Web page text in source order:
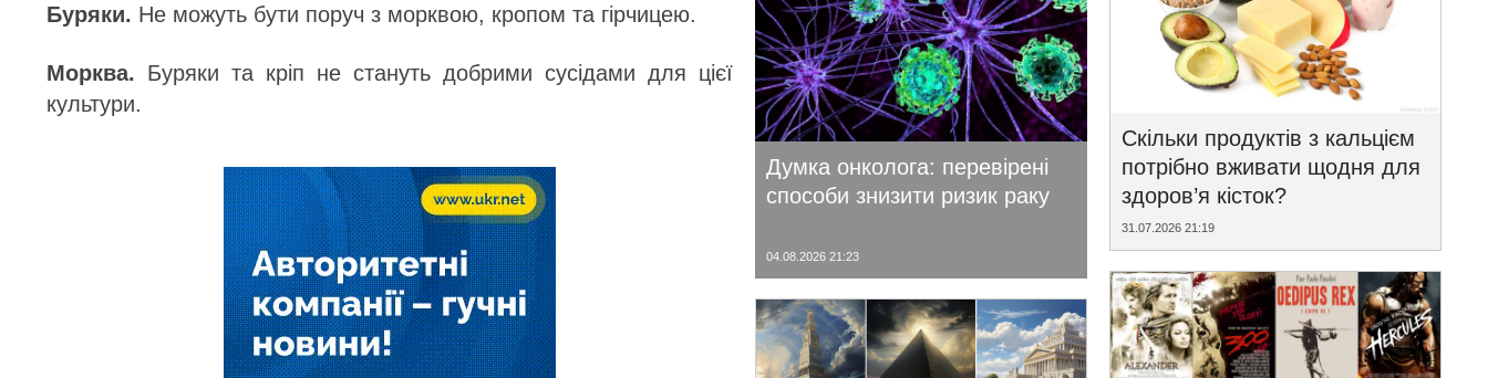
Буряки. Не можуть бути поруч з морквою, кропом та гірчицею.
Морква. Буряки та кріп не стануть добрими сусідами для цієї
культури.
Думка онколога: перевірені
способи знизити ризик раку
04.08.2026 21:23
Скільки продуктів з кальцієм
потрібно вживати щодня для
здоров’я кісток?
31.07.2026 21:19